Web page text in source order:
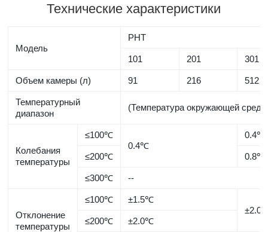
Технические характеристики
Модель
PHT
101 201 301
Объем камеры (л) 91 216 512
Температурный
диапазон
(Температура окружающей
Колебания
температуры
≤100℃
0.4℃
0.4℃
≤200℃ 0.8℃
≤300℃ --
Отклонение
температуры
≤100℃
±1.5℃
≤200℃
±2.0℃